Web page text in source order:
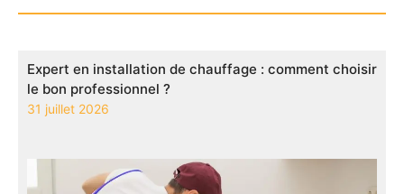
Expert en installation de chauffage : comment choisir
le bon professionnel ?
31 juillet 2026